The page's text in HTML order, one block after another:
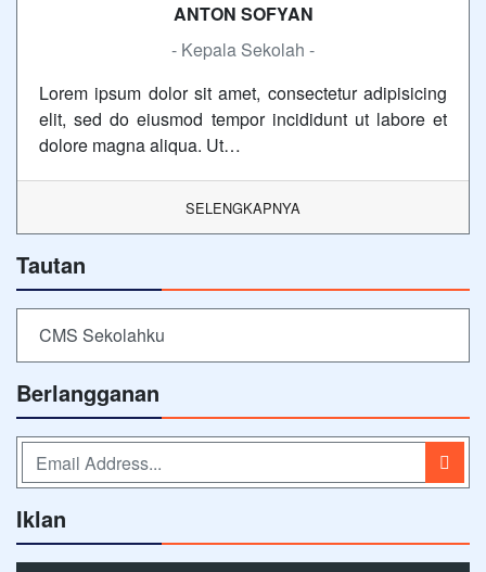
ANTON SOFYAN
- Kepala Sekolah -
Lorem ipsum dolor sit amet, consectetur adipisicing
elit, sed do eiusmod tempor incididunt ut labore et
dolore magna aliqua. Ut…
SELENGKAPNYA
Tautan
CMS Sekolahku
Berlangganan
Iklan